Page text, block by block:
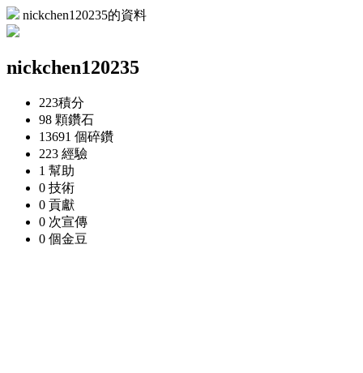
nickchen120235的資料
nickchen120235
223積分
98 顆鑽石
13691 個碎鑽
223 經驗
1 幫助
0 技術
0 貢獻
0 次宣傳
0 個金豆